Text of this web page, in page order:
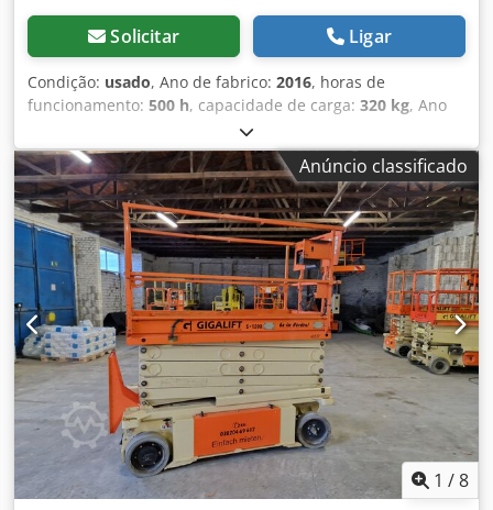
Solicitar Ligar
Condição: usado, Ano de fabrico: 2016, horas de
funcionamento: 500 h, capacidade de carga: 320 kg, Ano
de fabrico: 2016 Peso vazio: 2.781 kg Crjdpfx Ajy
Nwymsngjf Peso bruto total admissível: 3.101 kg
Dimensões (C x L x A): 241 x 12 x 250 cm Altura de trabalho:
1.175 cm
Anúncio classificado
1 /8